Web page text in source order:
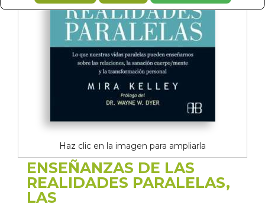
Haz clic en la imagen para ampliarla
ENSEÑANZAS DE LAS
REALIDADES PARALELAS,
LAS